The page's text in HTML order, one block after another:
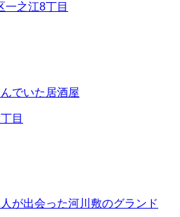
一之江8丁目
でいた居酒屋
目
が出会った河川敷のグランド